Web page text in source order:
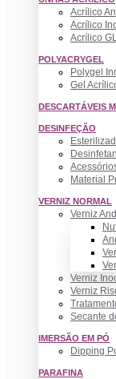
Acrílico
Acrílico
Acrílico
POLYACRYGEL
Polygel
Gel
DESCARTÁVEIS
DESINFEÇÃO
Material
VERNIZ NORMAL
Verniz
Verniz
Verniz
Secante
IMERSÃO EM PÓ
Dipping
PARAFINA